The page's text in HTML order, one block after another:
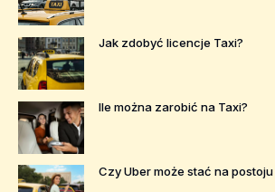
Jak zdobyć licencje Taxi?
Ile można zarobić na Taxi?
Czy Uber może stać na postoju